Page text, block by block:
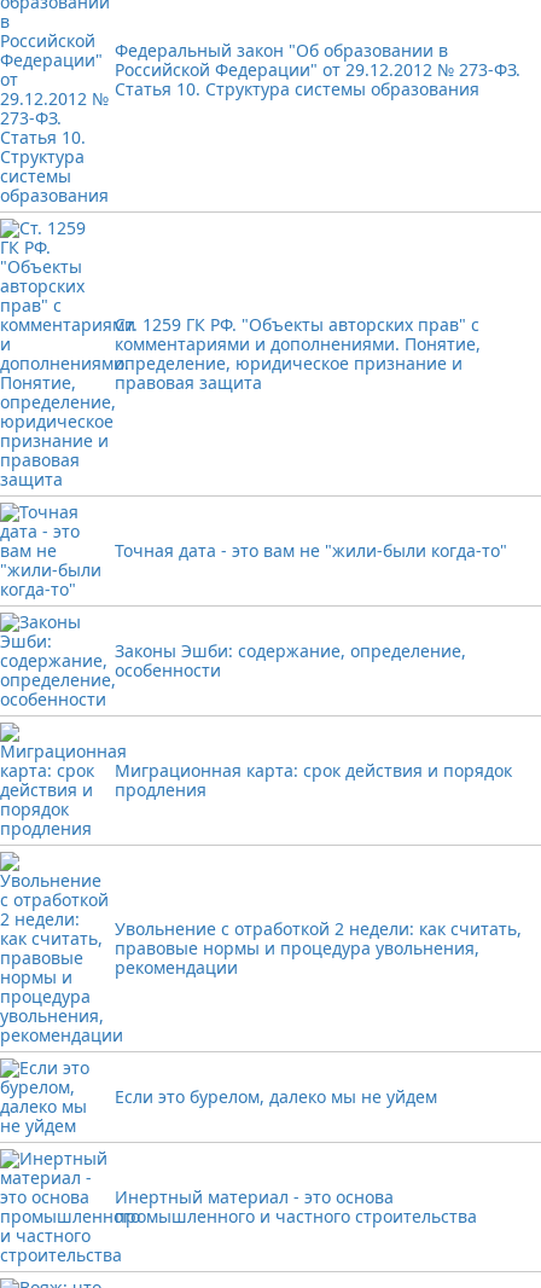
Федеральный закон "Об образовании в
Российской Федерации" от 29.12.2012 № 273-ФЗ.
Статья 10. Структура системы образования
Ст. 1259 ГК РФ. "Объекты авторских прав" с
комментариями и дополнениями. Понятие,
определение, юридическое признание и
правовая защита
Точная дата - это вам не "жили-были когда-то"
Законы Эшби: содержание, определение,
особенности
Миграционная карта: срок действия и порядок
продления
Увольнение с отработкой 2 недели: как считать,
правовые нормы и процедура увольнения,
рекомендации
Если это бурелом, далеко мы не уйдем
Инертный материал - это основа
промышленного и частного строительства